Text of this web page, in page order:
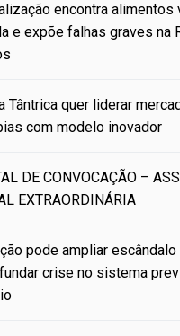
encontra alimentos
e expõe falhas graves na
Tântrica quer liderar
com modelo inovador
DE CONVOCAÇÃO –
EXTRAORDINÁRIA
pode ampliar
crise no sistema